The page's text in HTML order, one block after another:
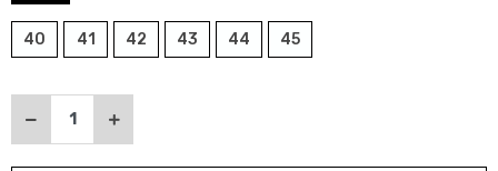
40 41 42 43 44 45